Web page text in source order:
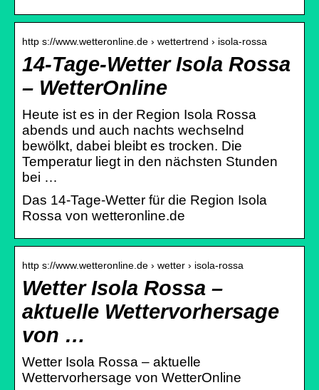
http s://www.wetteronline.de › wettertrend › isola-rossa
14-Tage-Wetter Isola Rossa
– WetterOnline
Heute ist es in der Region Isola Rossa
abends und auch nachts wechselnd
bewölkt, dabei bleibt es trocken. Die
Temperatur liegt in den nächsten Stunden
bei …
Das 14-Tage-Wetter für die Region Isola
Rossa von wetteronline.de
http s://www.wetteronline.de › wetter › isola-rossa
Wetter Isola Rossa –
aktuelle Wettervorhersage
von …
Wetter Isola Rossa – aktuelle
Wettervorhersage von WetterOnline